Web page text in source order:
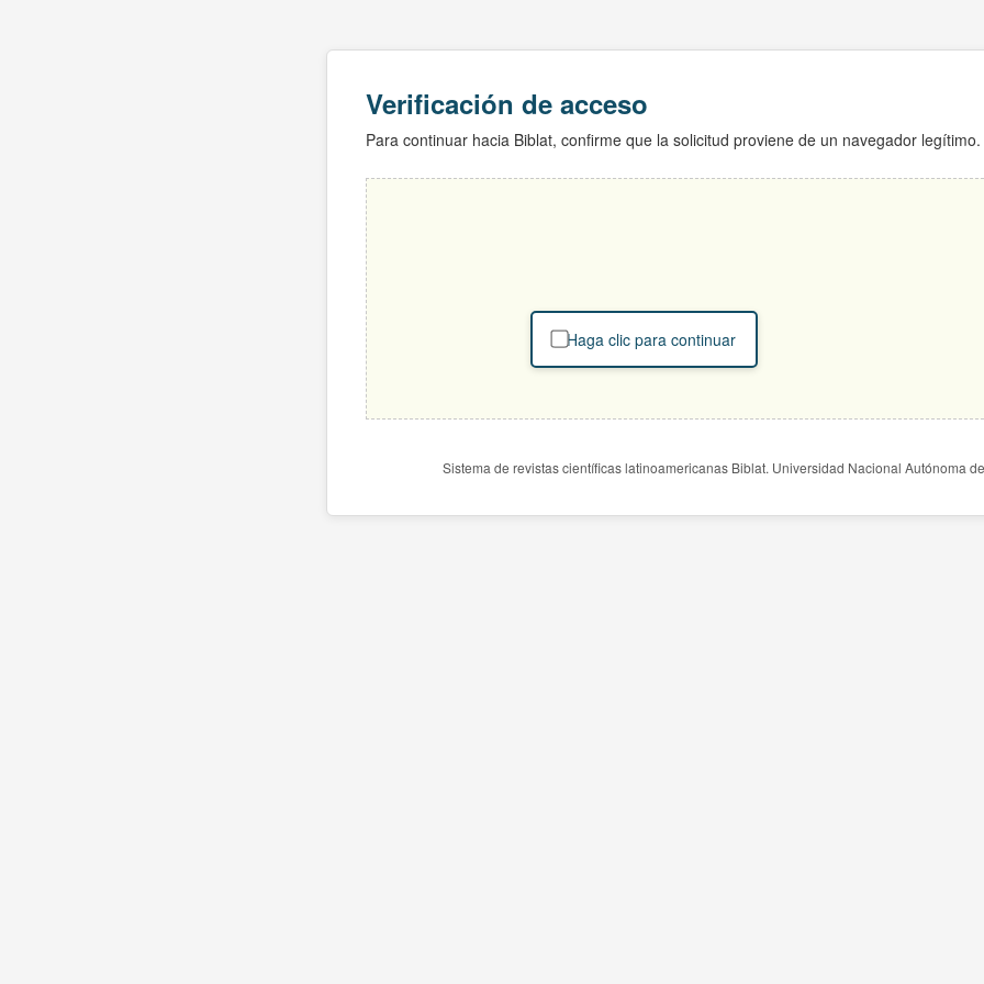
Verificación de acceso
Para continuar hacia Biblat, confirme que la solicitud proviene de un navegador legítimo.
Haga clic para continuar
Sistema de revistas científicas latinoamericanas Biblat. Universidad Nacional Autónoma